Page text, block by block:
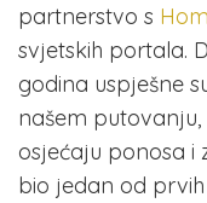
partnerstvo s
svjetskih portala.
godina uspješne
našem
osjećaju ponosa i
bio jedan od